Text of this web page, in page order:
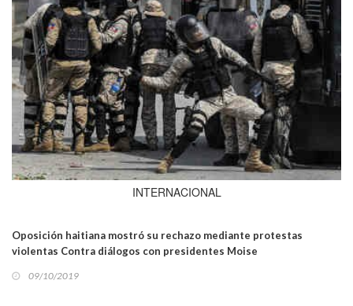
INTERNACIONAL
Oposición haitiana mostró su rechazo mediante protestas
violentas Contra diálogos con presidentes Moise
09/10/2019